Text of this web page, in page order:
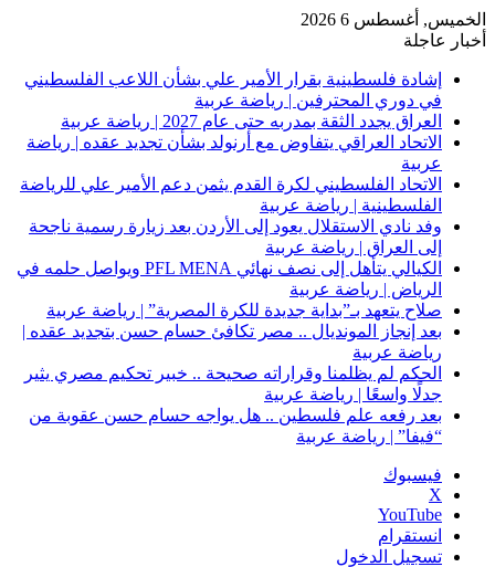
الخميس, أغسطس 6 2026
أخبار عاجلة
إشادة فلسطينية بقرار الأمير علي بشأن اللاعب الفلسطيني
في دوري المحترفين | رياضة عربية
العراق يجدد الثقة بمدربه حتى عام 2027 | رياضة عربية
الاتحاد العراقي يتفاوض مع أرنولد بشأن تجديد عقده | رياضة
عربية
الاتحاد الفلسطيني لكرة القدم يثمن دعم الأمير علي للرياضة
الفلسطينية | رياضة عربية
وفد نادي الاستقلال يعود إلى الأردن بعد زيارة رسمية ناجحة
إلى العراق | رياضة عربية
الكيالي يتأهل إلى نصف نهائي PFL MENA ويواصل حلمه في
الرياض | رياضة عربية
صلاح يتعهد بـ”بداية جديدة للكرة المصرية” | رياضة عربية
بعد إنجاز المونديال .. مصر تكافئ حسام حسن بتجديد عقده |
رياضة عربية
الحكم لم يظلمنا وقراراته صحيحة .. خبير تحكيم مصري يثير
جدلًا واسعًا | رياضة عربية
بعد رفعه علم فلسطين .. هل يواجه حسام حسن عقوبة من
“فيفا” | رياضة عربية
فيسبوك
‫X
‫YouTube
انستقرام
تسجيل الدخول